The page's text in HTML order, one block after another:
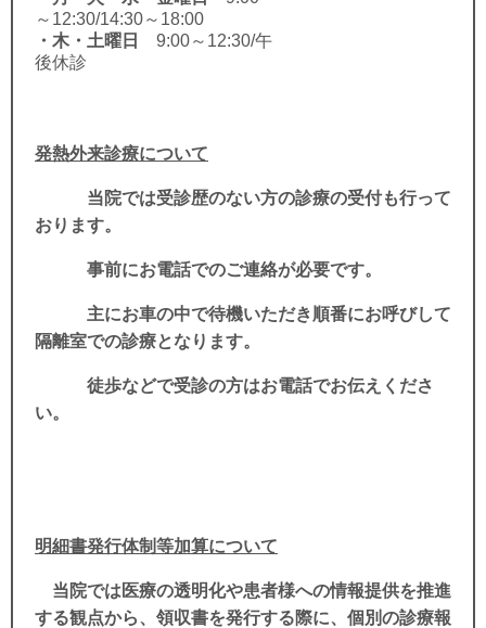
～12:30/14:30～18:00
・木・土曜日
9:00～12:30/午
後休診
発熱外来診療について
当院では受診歴のない方の診療の受付も行って
おります。
事前にお電話でのご連絡が必要です。
主にお車の中で待機いただき順番にお呼びして
隔離室での診療となります。
徒歩などで受診の方はお電話でお伝えくださ
い。
明細書発行体制等加算について
当院では医療の透明化や患者様への情報提供を推進
する観点から、領収書を発行する際に、個別の診療報